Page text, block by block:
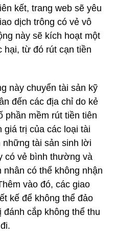
kết, trang web sẽ yêu
dịch trông có vẻ vô
này sẽ kích hoạt một
hại, từ đó rút cạn tiền
này chuyển tài sản kỹ
đến các địa chỉ do kẻ
phần mềm rút tiền tiên
trị của các loại tài
tài sản sinh lời
có vẻ bình thường và
có thể không nhận
vào đó, các giao
kế để không thể đảo
cắp không thể thu